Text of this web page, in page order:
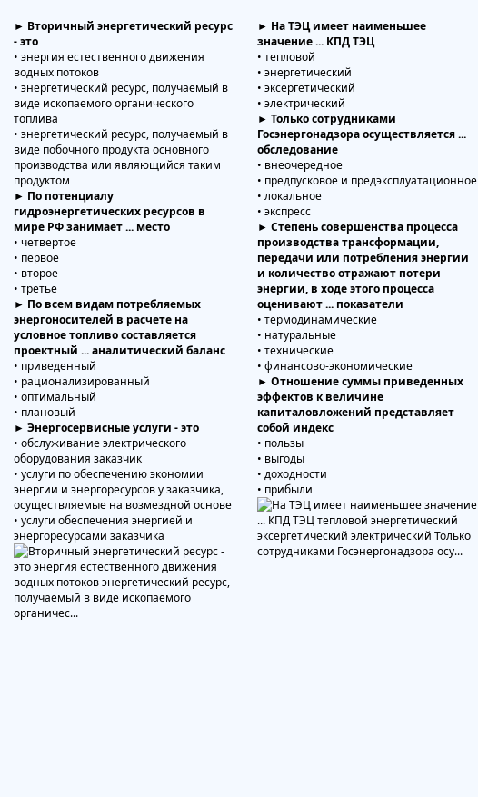
► Вторичный энергетический ресурс
- это
• энергия естественного движения
водных потоков
• энергетический ресурс, получаемый в
виде ископаемого органического
топлива
• энергетический ресурс, получаемый в
виде побочного продукта основного
производства или являющийся таким
продуктом
► По потенциалу
гидроэнергетических ресурсов в
мире РФ занимает ... место
• четвертое
• первое
• второе
• третье
► По всем видам потребляемых
энергоносителей в расчете на
условное топливо составляется
проектный ... аналитический баланс
• приведенный
• рационализированный
• оптимальный
• плановый
► Энергосервисные услуги - это
• обслуживание электрического
оборудования заказчик
• услуги по обеспечению экономии
энергии и энергоресурсов у заказчика,
осуществляемые на возмездной основе
• услуги обеспечения энергией и
энергоресурсами заказчика
► На ТЭЦ имеет наименьшее
значение ... КПД ТЭЦ
• тепловой
• энергетический
• эксергетический
• электрический
► Только сотрудниками
Госэнергонадзора осуществляется ...
обследование
• внеочередное
• предпусковое и предэксплуатационное
• локальное
• экспресс
► Степень совершенства процесса
производства трансформации,
передачи или потребления энергии
и количество отражают потери
энергии, в ходе этого процесса
оценивают ... показатели
• термодинамические
• натуральные
• технические
• финансово-экономические
► Отношение суммы приведенных
эффектов к величине
капиталовложений представляет
собой индекс
• пользы
• выгоды
• доходности
• прибыли